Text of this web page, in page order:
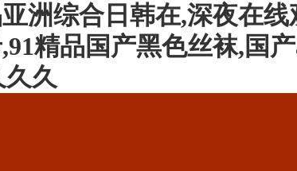
洲综合日韩在,深夜在
精品国产黑色丝袜,国
久